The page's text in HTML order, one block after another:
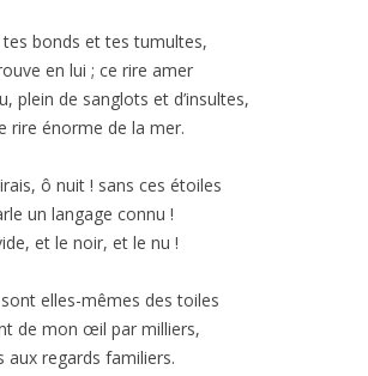
tes bonds et tes tumultes,
en lui ; ce rire amer
plein de sanglots et d’insultes,
rire énorme de la mer.
ô nuit ! sans ces étoiles
un langage connu !
et le noir, et le nu !
elles-mêmes des toiles
de mon œil par milliers,
aux regards familiers.